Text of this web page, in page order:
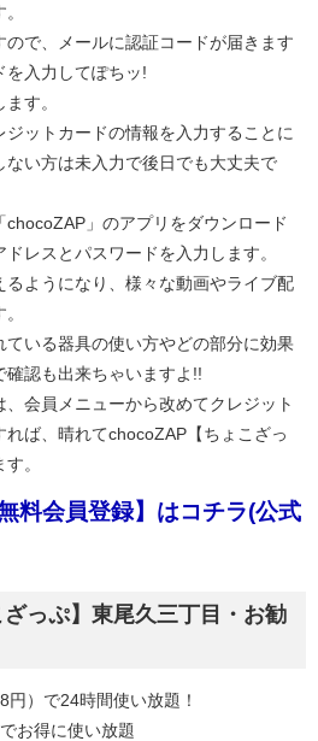
で、メールに認証コードが届きます
を入力してぽちッ!
す。
ジットカードの情報を入力することに
ない方は未入力で後日でも大丈夫で
chocoZAP」のアプリをダウンロード
レスとパスワードを入力します。
るようになり、様々な動画やライブ配
ている器具の使い方やどの部分に効果
認も出来ちゃいますよ!!
会員メニューから改めてクレジット
れば、晴れてchocoZAP【ちょこざっ
。
料会員登録】はコチラ(公式
っぷ】東尾久三丁目・お勧
）で24時間使い放題！
お得に使い放題